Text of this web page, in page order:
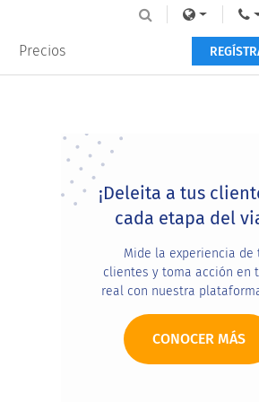
Precios
Primary
Sidebar
¡Deleita a tus
cada etapa del
Mide la experiencia de
clientes y toma acción en
real con nuestra
CONOCER MÁS